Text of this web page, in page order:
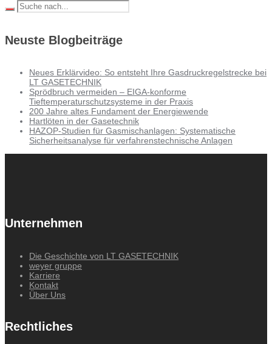
Neuste Blogbeiträge
Neues Erklärvideo: So entsteht Ihre Gasdruckregelstrecke bei
LT GASETECHNIK
Sprödbruch vermeiden – EIGA-konforme
Tieftemperaturschutzsysteme in der Praxis
200 Jahre altes Fundament der Energiewende
Hartlöten in der Gasetechnik
HAZOP-Studien für Gasmischanlagen: Systematische
Sicherheitsanalyse für verfahrenstechnische Anlagen
Unternehmen
Die Geschichte von LT GASETECHNIK
weyer gruppe
Karriere
Kontakt
Über Uns
Rechtliches